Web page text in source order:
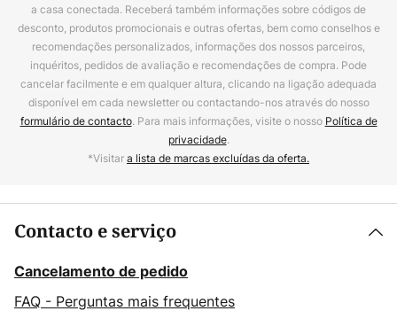
a casa conectada. Receberá também informações sobre códigos de
desconto, produtos promocionais e outras ofertas, bem como conselhos e
recomendações personalizados, informações dos nossos parceiros,
inquéritos, pedidos de avaliação e recomendações de compra. Pode
cancelar facilmente e em qualquer altura, clicando na ligação adequada
disponível em cada newsletter ou contactando-nos através do nosso
formulário de contacto. Para mais informações, visite o nosso Política de
privacidade.
*Visitara lista de marcas excluídas da oferta.
Contacto e serviço
Cancelamento de pedido
FAQ - Perguntas mais frequentes